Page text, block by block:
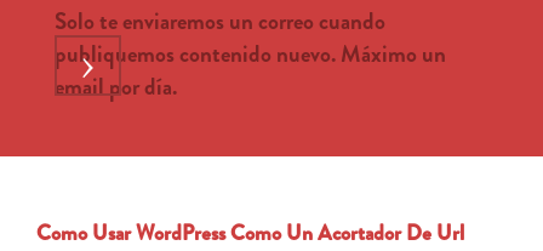
Solo te enviaremos un correo cuando
publiquemos contenido nuevo. Máximo un
email por día.
›
Como Usar WordPress Como Un Acortador De Url